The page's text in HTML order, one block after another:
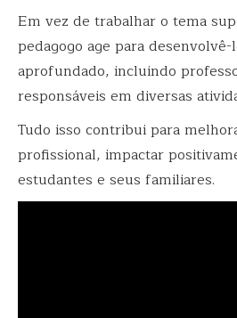
Em vez de trabalhar o tema
pedagogo age para
aprofundado, incluindo
responsáveis em diversas
Tudo isso contribui para
profissional, impactar
estudantes e seus familiares.